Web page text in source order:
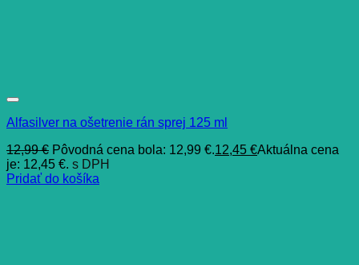
Alfasilver na ošetrenie rán sprej 125 ml
12,99€ Pôvodná cena bola: 12,99 €.12,45 €Aktuálna cena
je: 12,45 €. s DPH
Pridať do košíka